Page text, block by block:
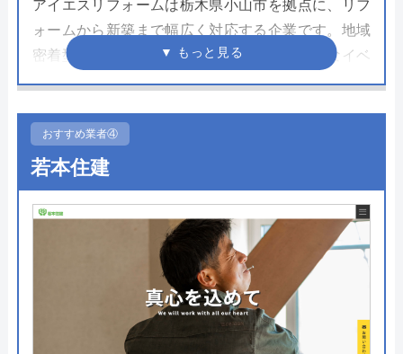
アイエスリフォームは栃木県小山市を拠点に、リフ
ォームから新築まで幅広く対応する企業です。地域
密着型の企業として、年間を通じてさまざまなイベ
ントを開催しており、顧客同士の交流を深める機会
また、LINEで簡単に見積もりが依頼できる便利なサ
ービスも提供。新築実績も豊富で、高品質な施工を
リーズナブルな価格で提供しています。引渡し後も
定期点検や特典があり、長期的なサポートを重視し
公式サイトで
料金詳細を見る
おすすめ業者④
若本住建